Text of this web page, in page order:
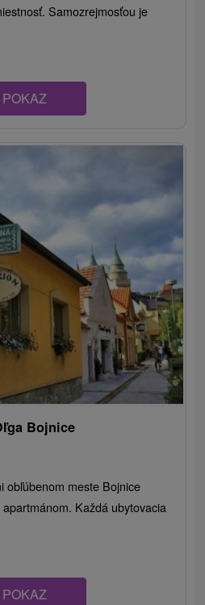
Samozrejmosťou je
POKAZ
Bojnice
obľúbenom meste Bojnice
Každá ubytovacia
POKAZ